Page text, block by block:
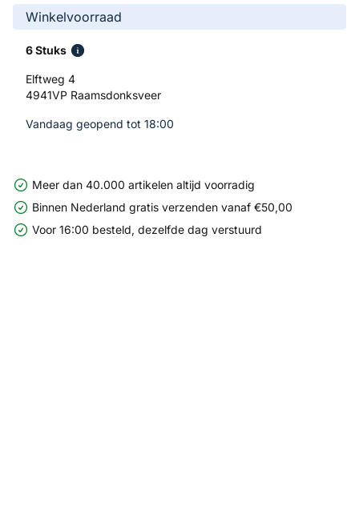
Winkelvoorraad
6 Stuks
Elftweg 4
4941VP Raamsdonksveer
Vandaag geopend tot 18:00
Meer dan 40.000 artikelen altijd voorradig
Binnen Nederland gratis verzenden vanaf €50,00
Voor 16:00 besteld, dezelfde dag verstuurd